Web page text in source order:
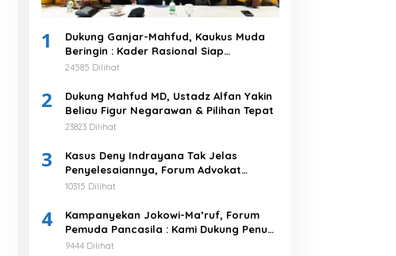
1
Dukung Ganjar-Mahfud, Kaukus Muda
Beringin : Kader Rasional Siap
Menangkan 03
24585 Dilihat
2
Dukung Mahfud MD, Ustadz Alfan Yakin
Beliau Figur Negarawan & Pilihan Tepat
23823 Dilihat
3
Kasus Deny Indrayana Tak Jelas
Penyelesaiannya, Forum Advokat
Pengawal Demokrasi : Ayo Segera
10315 Dilihat
4
Kampanyekan Jokowi-Ma’ruf, Forum
Pemuda Pancasila : Kami Dukung Penuh
Untuk Memimpin di 2019-2024
9444 Dilihat